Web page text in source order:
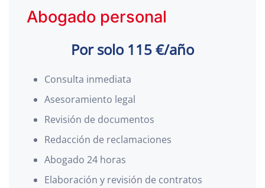
Abogado personal
Por solo 115 €/año
Consulta inmediata
Asesoramiento legal
Revisión de documentos
Redacción de reclamaciones
Abogado 24 horas
Elaboración y revisión de contratos